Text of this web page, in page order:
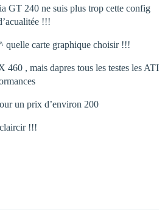
GT 240 ne suis plus trop cette config
!!!
quelle carte graphique choisir !!!
460 , mais dapres tous les testes les ATI
un prix d’environ 200 
!!!